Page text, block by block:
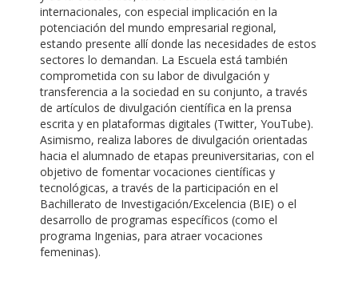
internacionales, con especial implicación en la
potenciación del mundo empresarial regional,
estando presente allí donde las necesidades de estos
sectores lo demandan. La Escuela está también
comprometida con su labor de divulgación y
transferencia a la sociedad en su conjunto, a través
de artículos de divulgación científica en la prensa
escrita y en plataformas digitales (Twitter, YouTube).
Asimismo, realiza labores de divulgación orientadas
hacia el alumnado de etapas preuniversitarias, con el
objetivo de fomentar vocaciones científicas y
tecnológicas, a través de la participación en el
Bachillerato de Investigación/Excelencia (BIE) o el
desarrollo de programas específicos (como el
programa Ingenias, para atraer vocaciones
femeninas).